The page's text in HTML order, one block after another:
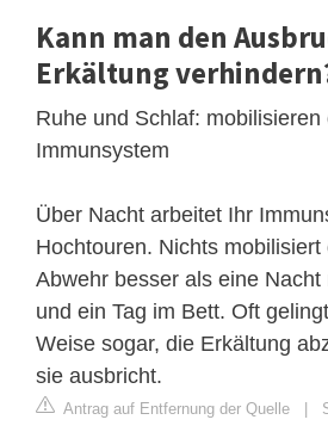
Kann man den
Erkältung
Ruhe und Schlaf: mobilisieren
Immunsystem
Über Nacht arbeitet Ihr
Hochtouren. Nichts
Abwehr besser als eine Nacht
und ein Tag im Bett. Oft
Weise sogar, die Erkältung
sie ausbricht.
Antrag auf Entfernung der Quelle